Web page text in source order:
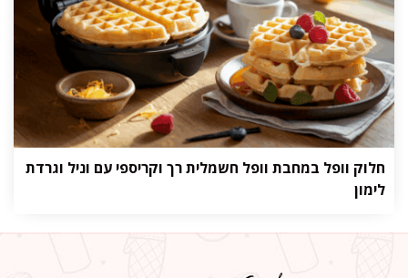
חלוק וופל במחבת וופל חשמלית רך וקריספי עם וניל וגרדת
לימון